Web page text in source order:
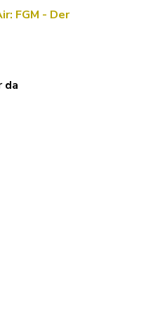
FGM - Der
da